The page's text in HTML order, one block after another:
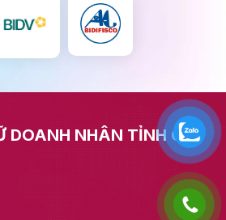
DOANH NHÂN TỈNH GIA